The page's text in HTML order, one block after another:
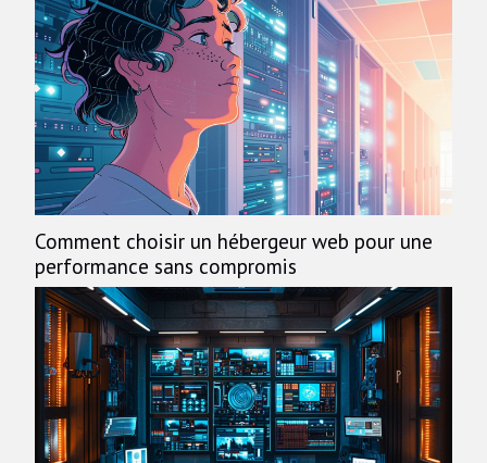
Comment choisir un hébergeur web pour une
performance sans compromis